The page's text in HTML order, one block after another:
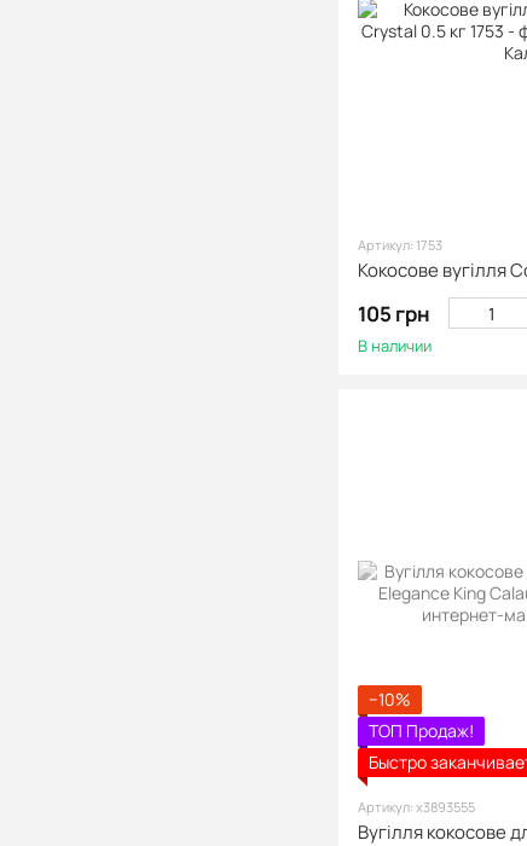
Артикул: 1753
105 грн
В наличии
−10%
ТОП Продаж!
Быстро
Артикул: х3893555